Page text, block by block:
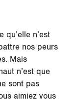
qu’elle n’est
nos peurs
Mais
n’est que
sont pas
aimiez vous